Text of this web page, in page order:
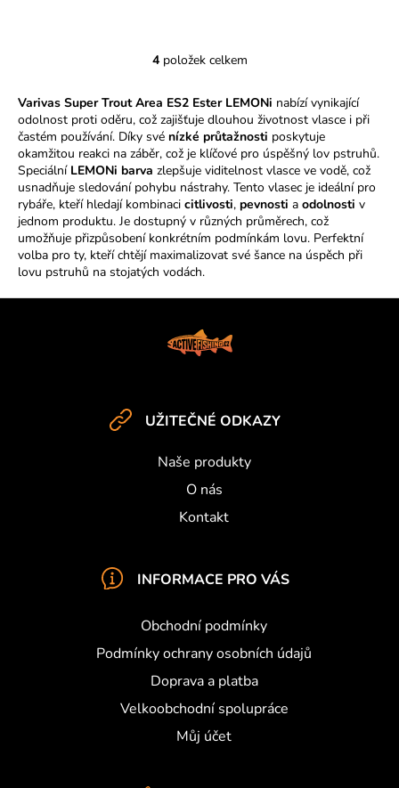
O
l
á
d
a
c
í
p
r
v
k
y
v
ý
p
u
4položek celkem
Varivas Super Trout Area ES2 Ester LEMONi nabízí vynikající
odolnost proti oděru, což zajišťuje dlouhou životnost vlasce i při
častém používání. Díky své nízké průtažnosti poskytuje
okamžitou reakci na záběr, což je klíčové pro úspěšný lov pstruhů.
Speciální LEMONi barva zlepšuje viditelnost vlasce ve vodě, což
usnadňuje sledování pohybu nástrahy. Tento vlasec je ideální pro
rybáře, kteří hledají kombinaci citlivosti, pevnosti a odolnosti v
jednom produktu. Je dostupný v různých průměrech, což
umožňuje přizpůsobení konkrétním podmínkám lovu. Perfektní
volba pro ty, kteří chtějí maximalizovat své šance na úspěch při
lovu pstruhů na stojatých vodách.
UŽITEČNÉ ODKAZY
Naše produkty
O nás
Kontakt
INFORMACE PRO VÁS
Obchodní podmínky
Podmínky ochrany osobních údajů
Doprava a platba
Velkoobchodní spolupráce
Můj účet